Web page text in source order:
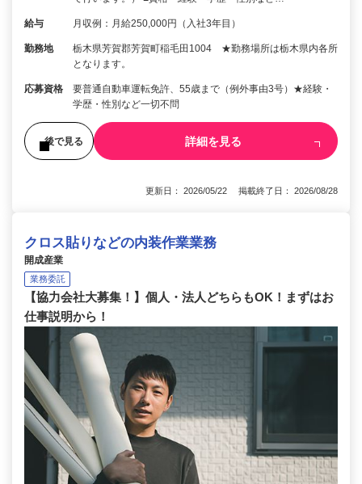
給与 月収例：月給250,000円（入社3年目）
勤務地
栃木県芳賀郡芳賀町稲毛田1004 ★勤務場所は栃木県内各所
となります。
応募資格
要普通自動車運転免許、55歳まで（例外事由3号）★経験・
学歴・性別など一切不問
後で見る 詳細を見る
更新日： 2026/05/22 掲載終了日： 2026/08/28
クロス貼りなどの内装作業業務
開成産業
業務委託
【協力会社大募集！】個人・法人どちらもOK！まずはお
仕事説明から！